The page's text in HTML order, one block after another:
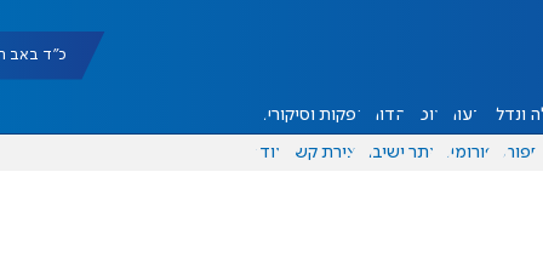
כ"ד באב תשפ"ו
ונדל"ן דעות אוכל יהדות הפקות וסיקורים
ספורט פורומים אתר ישיבה יצירת קשר עוד